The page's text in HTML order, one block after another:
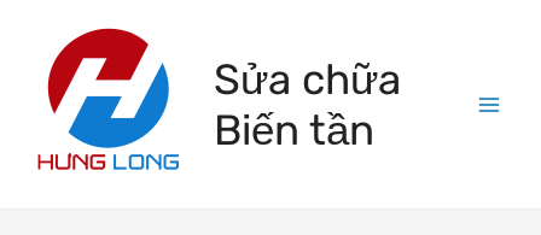
content
Sửa chữa
Biến tần